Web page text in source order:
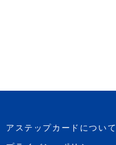
アステップカードについて